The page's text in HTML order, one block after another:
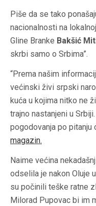
Piše da se tako
nacionalnosti na
Gline Branke Bakšić
skrbi samo o Srbima”.
“Prema našim
većinski živi srpski
kuća u kojima nitko ne
trajno nastanjeni u
pogodovanja po pitanju
magazin.
Naime većina
odselila je nakon Oluje
su počinili teške ratne
Milorad Pupovac bi im